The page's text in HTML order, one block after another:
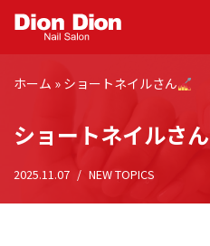
テ
ツ
ス
キ
ホーム » ショートネイルさん
ショートネイルさん
2025.11.07 NEW TOPICS